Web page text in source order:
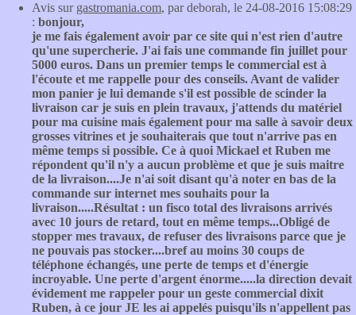
Avis sur gastromania.com, par deborah, le 24-08-2016 15:08:29
: bonjour,
je me fais également avoir par ce site qui n'est rien d'autre
qu'une supercherie. J'ai fais une commande fin juillet pour
5000 euros. Dans un premier temps le commercial est à
l'écoute et me rappelle pour des conseils. Avant de valider
mon panier je lui demande s'il est possible de scinder la
livraison car je suis en plein travaux, j'attends du matériel
pour ma cuisine mais également pour ma salle à savoir deux
grosses vitrines et je souhaiterais que tout n'arrive pas en
même temps si possible. Ce à quoi Mickael et Ruben me
répondent qu'il n'y a aucun problème et que je suis maitre
de la livraison....Je n'ai soit disant qu'à noter en bas de la
commande sur internet mes souhaits pour la
livraison.....Résultat : un fisco total des livraisons arrivés
avec 10 jours de retard, tout en même temps...Obligé de
stopper mes travaux, de refuser des livraisons parce que je
ne pouvais pas stocker....bref au moins 30 coups de
téléphone échangés, une perte de temps et d'énergie
incroyable. Une perte d'argent énorme.....la direction devait
évidement me rappeler pour un geste commercial dixit
Ruben, à ce jour JE les ai appelés puisqu'ils n'appellent pas